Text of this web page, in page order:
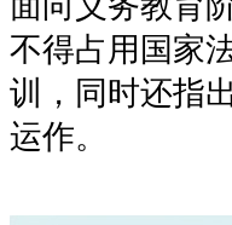
不得占用国家
训，同时还指
运作。